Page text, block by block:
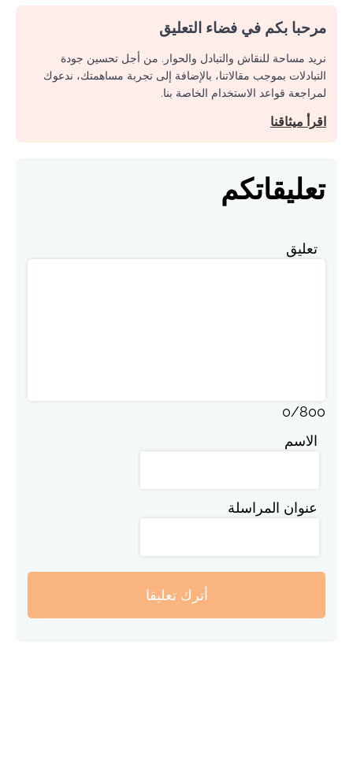
مرحبا بكم في فضاء التعليق
نريد مساحة للنقاش والتبادل والحوار. من أجل تحسين جودة
التبادلات بموجب مقالاتنا، بالإضافة إلى تجربة مساهمتك، ندعوك
لمراجعة قواعد الاستخدام الخاصة بنا.
اقرأ ميثاقنا
تعليقاتكم
تعليق
0/800
الاسم
عنوان المراسلة
أترك تعليقا